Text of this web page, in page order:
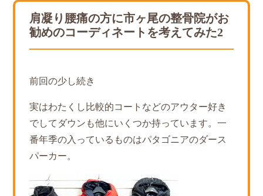
肩凝り腰痛の方に市ヶ尾の整骨院がお
勧めのコーディネートを考えてみた2
前回の少し続き
実はわたくし比較的コートなどのアウター好き
でしてダウンも他にいくつか持っています。一
番年季の入っているものはパタゴニアのダース
パーカー。